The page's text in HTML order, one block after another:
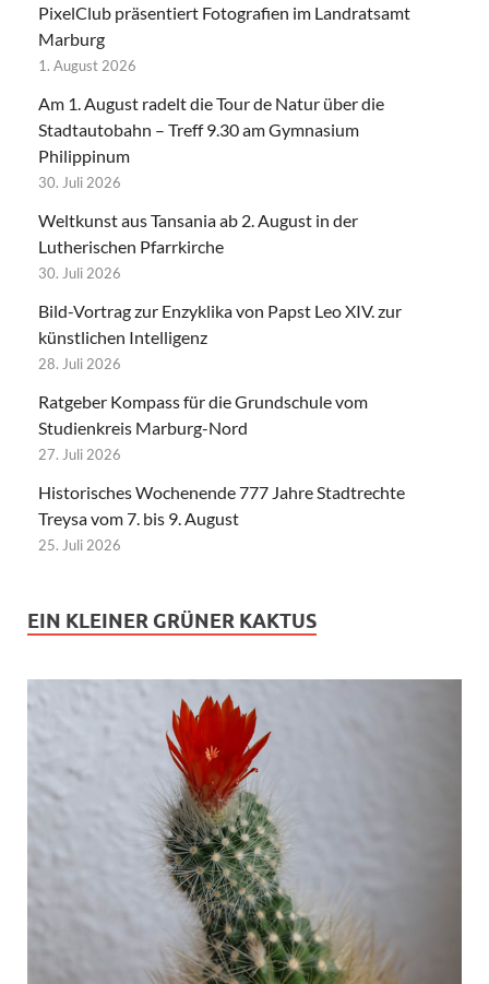
PixelClub präsentiert Fotografien im Landratsamt
Marburg
1. August 2026
Am 1. August radelt die Tour de Natur über die
Stadtautobahn – Treff 9.30 am Gymnasium
Philippinum
30. Juli 2026
Weltkunst aus Tansania ab 2. August in der
Lutherischen Pfarrkirche
30. Juli 2026
Bild-Vortrag zur Enzyklika von Papst Leo XIV. zur
künstlichen Intelligenz
28. Juli 2026
Ratgeber Kompass für die Grundschule vom
Studienkreis Marburg-Nord
27. Juli 2026
Historisches Wochenende 777 Jahre Stadtrechte
Treysa vom 7. bis 9. August
25. Juli 2026
EIN KLEINER GRÜNER KAKTUS